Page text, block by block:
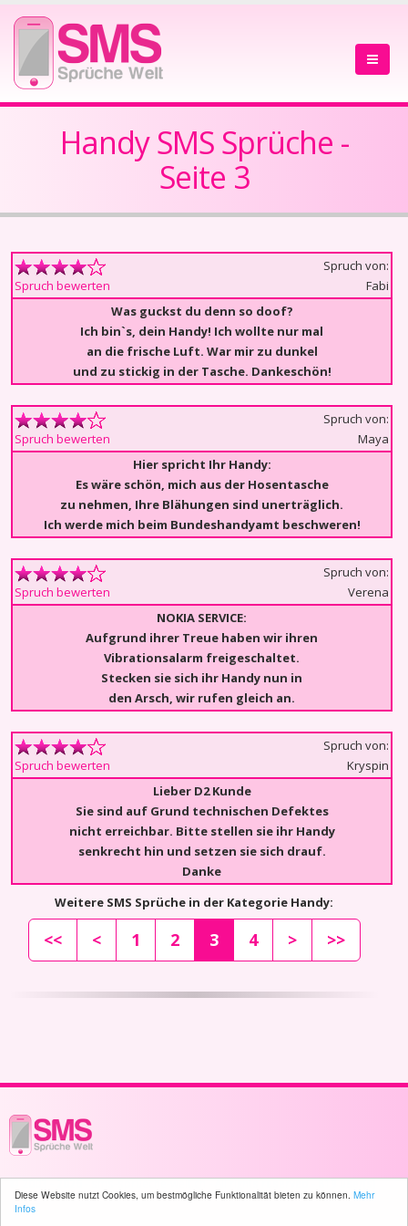
Diese Website nutzt Cookies, um bestmögliche Funktionalität bieten zu können. Mehr
Infos
Handy SMS Sprüche -
Seite 3
Spruch bewerten
Spruch von:
Fabi
Was guckst du denn so doof?
Ich bin`s, dein Handy! Ich wollte nur mal
an die frische Luft. War mir zu dunkel
und zu stickig in der Tasche. Dankeschön!
Spruch bewerten
Spruch von:
Maya
Hier spricht Ihr Handy:
Es wäre schön, mich aus der Hosentasche
zu nehmen, Ihre Blähungen sind unerträglich.
Ich werde mich beim Bundeshandyamt beschweren!
Spruch bewerten
Spruch von:
Verena
NOKIA SERVICE:
Aufgrund ihrer Treue haben wir ihren
Vibrationsalarm freigeschaltet.
Stecken sie sich ihr Handy nun in
den Arsch, wir rufen gleich an.
Spruch bewerten
Spruch von:
Kryspin
Lieber D2 Kunde
Sie sind auf Grund technischen Defektes
nicht erreichbar. Bitte stellen sie ihr Handy
senkrecht hin und setzen sie sich drauf.
Danke
Weitere SMS Sprüche in der Kategorie Handy:
<< < 1 2 3 4 > >>
© 2003 - 2026 -sms-sprueche-welt.ch- All rights reserved -819 user(s)
online